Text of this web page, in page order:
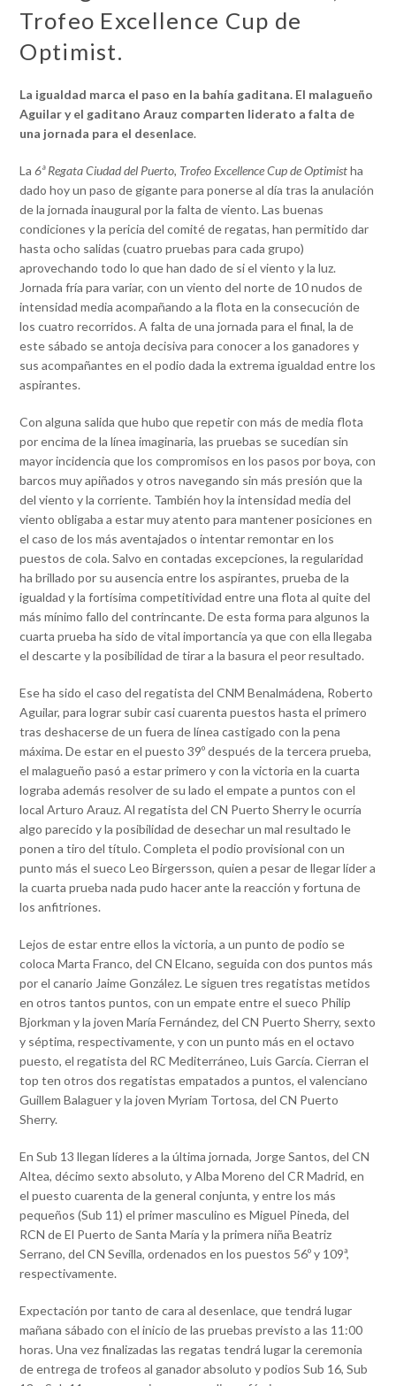
Trofeo Excellence Cup de
Optimist.
La igualdad marca el paso en la bahía gaditana. El malagueño
Aguilar y el gaditano Arauz comparten liderato a falta de
una jornada para el desenlace.
La6ª Regata Ciudad del Puerto, Trofeo Excellence Cup de Optimistha
dado hoy un paso de gigante para ponerse al día tras la anulación
de la jornada inaugural por la falta de viento. Las buenas
condiciones y la pericia del comité de regatas, han permitido dar
hasta ocho salidas (cuatro pruebas para cada grupo)
aprovechando todo lo que han dado de si el viento y la luz.
Jornada fría para variar, con un viento del norte de 10 nudos de
intensidad media acompañando a la flota en la consecución de
los cuatro recorridos. A falta de una jornada para el final, la de
este sábado se antoja decisiva para conocer a los ganadores y
sus acompañantes en el podio dada la extrema igualdad entre los
aspirantes.
Con alguna salida que hubo que repetir con más de media flota
por encima de la línea imaginaria, las pruebas se sucedían sin
mayor incidencia que los compromisos en los pasos por boya, con
barcos muy apiñados y otros navegando sin más presión que la
del viento y la corriente. También hoy la intensidad media del
viento obligaba a estar muy atento para mantener posiciones en
el caso de los más aventajados o intentar remontar en los
puestos de cola. Salvo en contadas excepciones, la regularidad
ha brillado por su ausencia entre los aspirantes, prueba de la
igualdad y la fortísima competitividad entre una flota al quite del
más mínimo fallo del contrincante. De esta forma para algunos la
cuarta prueba ha sido de vital importancia ya que con ella llegaba
el descarte y la posibilidad de tirar a la basura el peor resultado.
Ese ha sido el caso del regatista del CNM Benalmádena, Roberto
Aguilar, para lograr subir casi cuarenta puestos hasta el primero
tras deshacerse de un fuera de línea castigado con la pena
máxima. De estar en el puesto 39º después de la tercera prueba,
el malagueño pasó a estar primero y con la victoria en la cuarta
lograba además resolver de su lado el empate a puntos con el
local Arturo Arauz. Al regatista del CN Puerto Sherry le ocurría
algo parecido y la posibilidad de desechar un mal resultado le
ponen a tiro del título. Completa el podio provisional con un
punto más el sueco Leo Birgersson, quien a pesar de llegar líder a
la cuarta prueba nada pudo hacer ante la reacción y fortuna de
los anfitriones.
Lejos de estar entre ellos la victoria, a un punto de podio se
coloca Marta Franco, del CN Elcano, seguida con dos puntos más
por el canario Jaime González. Le siguen tres regatistas metidos
en otros tantos puntos, con un empate entre el sueco Philip
Bjorkman y la joven María Fernández, del CN Puerto Sherry, sexto
y séptima, respectivamente, y con un punto más en el octavo
puesto, el regatista del RC Mediterráneo, Luis García. Cierran el
top ten otros dos regatistas empatados a puntos, el valenciano
Guillem Balaguer y la joven Myriam Tortosa, del CN Puerto
Sherry.
En Sub 13 llegan líderes a la última jornada, Jorge Santos, del CN
Altea, décimo sexto absoluto, y Alba Moreno del CR Madrid, en
el puesto cuarenta de la general conjunta, y entre los más
pequeños (Sub 11) el primer masculino es Miguel Pineda, del
RCN de El Puerto de Santa María y la primera niña Beatriz
Serrano, del CN Sevilla, ordenados en los puestos 56º y 109ª,
respectivamente.
Expectación por tanto de cara al desenlace, que tendrá lugar
mañana sábado con el inicio de las pruebas previsto a las 11:00
horas. Una vez finalizadas las regatas tendrá lugar la ceremonia
de entrega de trofeos al ganador absoluto y podios Sub 16, Sub